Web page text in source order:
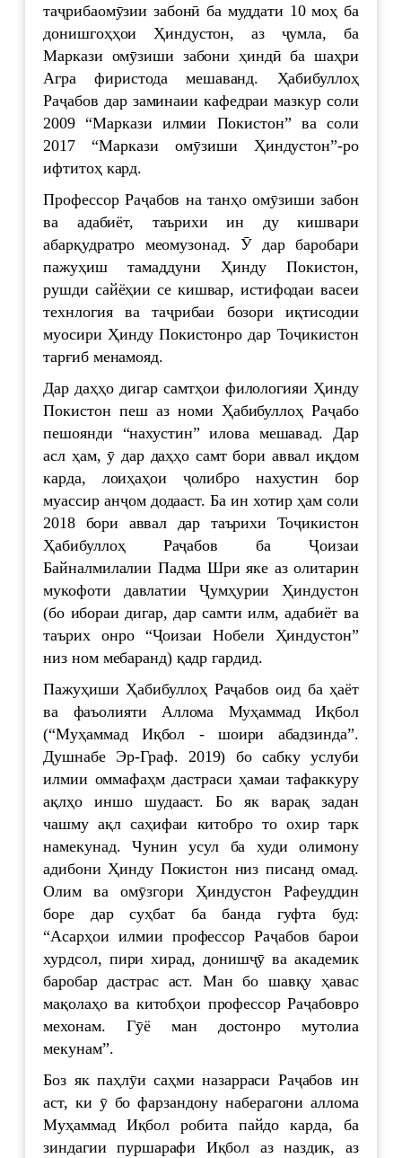
таҷрибаомӯзии забонӣ ба муддати 10 моҳ ба
донишгоҳҳои Ҳиндустон, аз ҷумла, ба
Маркази омӯзиши забони ҳиндӣ ба шаҳри
Агра фиристода мешаванд. Ҳабибуллоҳ
Раҷабов дар заминаии кафедраи мазкур соли
2009 “Маркази илмии Покистон” ва соли
2017 “Маркази омӯзиши Ҳиндустон”-ро
ифтитоҳ кард.
Профессор Раҷабов на танҳо омӯзиши забон
ва адабиёт, таърихи ин ду кишвари
абарқудратро меомузонад. Ӯ дар баробари
пажуҳиш тамаддуни Ҳинду Покистон,
рушди сайёҳии се кишвар, истифодаи васеи
технлогия ва таҷрибаи бозори иқтисодии
муосири Ҳинду Покистонро дар Тоҷикистон
тарғиб менамояд.
Дар даҳҳо дигар самтҳои филологияи Ҳинду
Покистон пеш аз номи Ҳабибуллоҳ Раҷабо
пешоянди “нахустин” илова мешавад. Дар
асл ҳам, ӯ дар даҳҳо самт бори аввал иқдом
карда, лоиҳаҳои ҷолибро нахустин бор
муассир анҷом додааст. Ба ин хотир ҳам соли
2018 бори аввал дар таърихи Тоҷикистон
Ҳабибуллоҳ Раҷабов ба Ҷоизаи
Байналмилалии Падма Шри яке аз олитарин
мукофоти давлатии Ҷумҳурии Ҳиндустон
(бо ибораи дигар, дар самти илм, адабиёт ва
таърих онро “Ҷоизаи Нобели Ҳиндустон”
низ ном мебаранд) қадр гардид.
Пажуҳиши Ҳабибуллоҳ Раҷабов оид ба ҳаёт
ва фаъолияти Аллома Муҳаммад Иқбол
(“Муҳаммад Иқбол - шоири абадзинда”.
Душнабе Эр-Граф. 2019) бо сабку услуби
илмии оммафаҳм дастраси ҳамаи тафаккуру
ақлҳо иншо шудааст. Бо як варақ задан
чашму ақл саҳифаи китобро то охир тарк
намекунад. Чунин усул ба худи олимону
адибони Ҳинду Покистон низ писанд омад.
Олим ва омӯзгори Ҳиндустон Рафеуддин
боре дар суҳбат ба банда гуфта буд:
“Асарҳои илмии профессор Раҷабов барои
хурдсол, пири хирад, донишҷӯ ва академик
баробар дастрас аст. Ман бо шавқу ҳавас
мақолаҳо ва китобҳои профессор Раҷабовро
мехонам. Гӯё ман достонро мутолиа
мекунам”.
Боз як паҳлӯи саҳми назарраси Раҷабов ин
аст, ки ӯ бо фарзандону наберагони аллома
Муҳаммад Иқбол робита пайдо карда, ба
зиндагии пуршарафи Иқбол аз наздик, аз